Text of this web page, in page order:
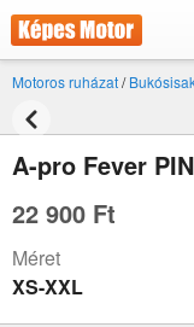
Motoros ruházat/
A-pro Fever
22 900 Ft
Méret
XS-XXL